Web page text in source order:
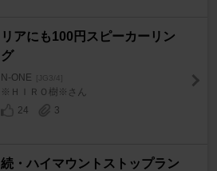
リアにも100円スピーカーリン
グ
N-ONE [JG3/4]
※ＨＩＲＯ樹※さん
24
3
続・ハイマウントストップラン